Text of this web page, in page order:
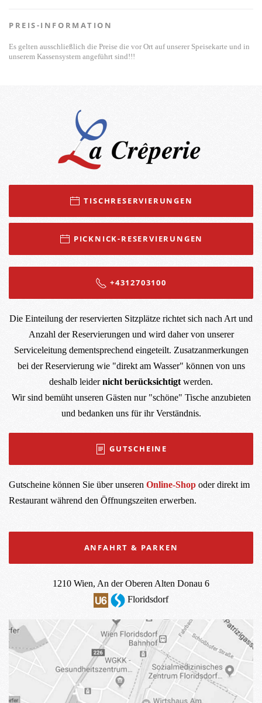
PREIS-INFORMATION
Es gelten ausschließlich die Preise die vor Ort auf unserer Speisekarte und in
unserem Kassensystem angeführt sind!!!
TISCHRESERVIERUNGEN
PICKNICK-RESERVIERUNGEN
+4312703100
Die Einteilung der reservierten Sitzplätze richtet sich nach Art und
Anzahl der Reservierungen und wird daher von unserer
Serviceleitung dementsprechend eingeteilt. Zusatzanmerkungen
bei der Reservierung wie "direkt am Wasser" können von uns
deshalb leidernicht berücksichtigt werden.
Wir sind bemüht unseren Gästen nur "schöne" Tische anzubieten
und bedanken uns für ihr Verständnis.
GUTSCHEINE
Gutscheine können Sie über unseren Online-Shop oder direkt im
Restaurant während den Öffnungszeiten erwerben.
ANFAHRT & PARKEN
1210 Wien, An der Oberen Alten Donau 6
Floridsdorf